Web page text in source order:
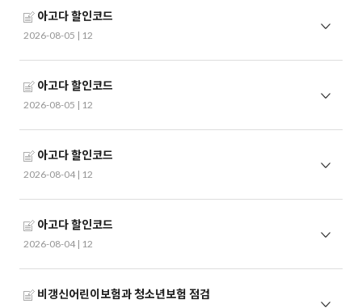
아고다 할인코드
2026-08-05 | 12
아고다 할인코드
2026-08-05 | 12
아고다 할인코드
2026-08-04 | 12
아고다 할인코드
2026-08-04 | 12
비갱신어린이보험과 청소년보험 점검